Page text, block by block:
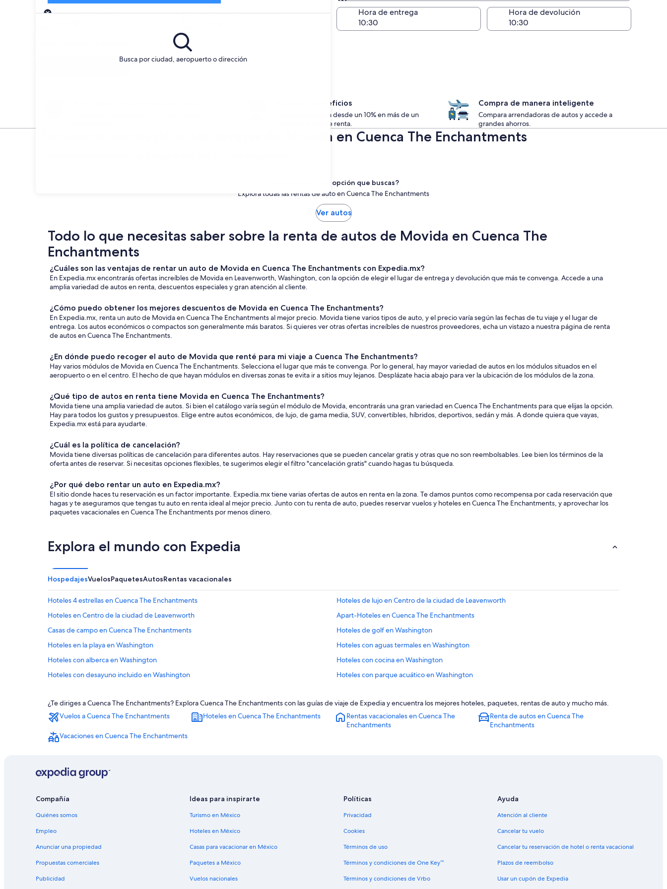
Busca por ciudad, aeropuerto o dirección
Entrega
Devolución (igual a la entrega)
Fecha de entrega
Fecha de devolución
Hora de entrega Hora de devolución
Accede a beneficios
Los socios ahorran desde un 10% en más de un
millón de autos de renta.
Compra de manera inteligente
Compara arrendadoras de autos y accede a
grandes ahorros.
Encuentra rentas de autos baratas de Movida en Cuenca The Enchantments
¿No encuentras la opción que buscas?
Explora todas las rentas de auto en Cuenca The Enchantments
Ver autos
Todo lo que necesitas saber sobre la renta de autos de Movida en Cuenca The
Enchantments
¿Cuáles son las ventajas de rentar un auto de Movida en Cuenca The Enchantments con Expedia.mx?
En Expedia.mx encontrarás ofertas increíbles de Movida en Leavenworth, Washington, con la opción de elegir el lugar de entrega y devolución que más te convenga. Accede a una
amplia variedad de autos en renta, descuentos especiales y gran atención al cliente.
¿Cómo puedo obtener los mejores descuentos de Movida en Cuenca The Enchantments?
En Expedia.mx, renta un auto de Movida en Cuenca The Enchantments al mejor precio. Movida tiene varios tipos de auto, y el precio varía según las fechas de tu viaje y el lugar de
entrega. Los autos económicos o compactos son generalmente más baratos. Si quieres ver otras ofertas increíbles de nuestros proveedores, echa un vistazo a nuestra página de renta
de autos en Cuenca The Enchantments.
¿En dónde puedo recoger el auto de Movida que renté para mi viaje a Cuenca The Enchantments?
Hay varios módulos de Movida en Cuenca The Enchantments. Selecciona el lugar que más te convenga. Por lo general, hay mayor variedad de autos en los módulos situados en el
aeropuerto o en el centro. El hecho de que hayan módulos en diversas zonas te evita ir a sitios muy lejanos. Desplázate hacia abajo para ver la ubicación de los módulos de la zona.
¿Qué tipo de autos en renta tiene Movida en Cuenca The Enchantments?
Movida tiene una amplia variedad de autos. Si bien el catálogo varía según el módulo de Movida, encontrarás una gran variedad en Cuenca The Enchantments para que elijas la opción.
Hay para todos los gustos y presupuestos. Elige entre autos económicos, de lujo, de gama media, SUV, convertibles, híbridos, deportivos, sedán y más. A donde quiera que vayas,
Expedia.mx está para ayudarte.
¿Cuál es la política de cancelación?
Movida tiene diversas políticas de cancelación para diferentes autos. Hay reservaciones que se pueden cancelar gratis y otras que no son reembolsables. Lee bien los términos de la
oferta antes de reservar. Si necesitas opciones flexibles, te sugerimos elegir el filtro "cancelación gratis" cuando hagas tu búsqueda.
¿Por qué debo rentar un auto en Expedia.mx?
El sitio donde haces tu reservación es un factor importante. Expedia.mx tiene varias ofertas de autos en renta en la zona. Te damos puntos como recompensa por cada reservación que
hagas y te aseguramos que tengas tu auto en renta ideal al mejor precio. Junto con tu renta de auto, puedes reservar vuelos y hoteles en Cuenca The Enchantments, y aprovechar los
paquetes vacacionales en Cuenca The Enchantments por menos dinero.
Explora el mundo con Expedia
HospedajesVuelosPaquetesAutosRentas vacacionales
Hoteles 4 estrellas en Cuenca The Enchantments
Hoteles de lujo en Centro de la ciudad de Leavenworth
Hoteles en Centro de la ciudad de Leavenworth
Apart-Hoteles en Cuenca The Enchantments
Casas de campo en Cuenca The Enchantments
Hoteles de golf en Washington
Hoteles en la playa en Washington
Hoteles con aguas termales en Washington
Hoteles con alberca en Washington
Hoteles con cocina en Washington
Hoteles con desayuno incluido en Washington
Hoteles con parque acuático en Washington
Hoteles cerca de Front Street Park
Hoteles cerca de Icicle Creek
Cabañas en Leavenworth
Casas de huéspedes en Leavenworth
Casas rurales en Leavenworth
Resorts todo incluido en Leavenworth
Hoteles en Leavenworth
Hoteles cerca de Leavenworth Nutcracker Museum
Hoteles cerca de Leavenworth Reindeer Farm
Hoteles cerca de Leavenworth Summer Theater
Villas en Leavenworth
¿Te diriges a Cuenca The Enchantments? Explora Cuenca The Enchantments con las guías de viaje de Expedia y encuentra los mejores hoteles, paquetes, rentas de auto y mucho más.
Vuelos a Cuenca The Enchantments
Hoteles en Cuenca The Enchantments
Rentas vacacionales en Cuenca The
Enchantments
Renta de autos en Cuenca The
Enchantments
Vacaciones en Cuenca The Enchantments
Compañía
Quiénes somos
Empleo
Anunciar una propiedad
Propuestas comerciales
Publicidad
Ideas para inspirarte
Turismo en México
Hoteles en México
Casas para vacacionar en México
Paquetes a México
Vuelos nacionales
Políticas
Privacidad
Cookies
Términos de uso
Términos y condiciones de One Key™
Términos y condiciones de Vrbo
Ayuda
Atención al cliente
Cancelar tu vuelo
Cancelar tu reservación de hotel o renta vacacional
Plazos de reembolso
Usar un cupón de Expedia